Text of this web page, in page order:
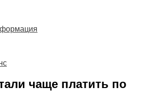
чаще платить по